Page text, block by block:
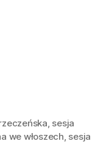
, sesja
we włoszech, sesja